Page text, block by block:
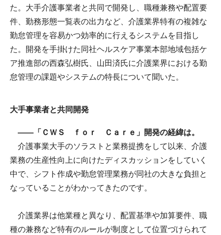
た。大手介護事業者と共同で開発し、職種兼務や配置要
件、勤務形態一覧表の出力など、介護業界特有の複雑な
勤怠管理を容易かつ効率的に行えるシステムを目指し
た。開発を手掛けた同社ヘルスケア事業本部地域包括ケ
ア推進部の西森弘樹氏、山田済氏に介護業界における勤
怠管理の課題やシステムの特長について聞いた。
大手事業者と共同開発
――「ＣＷＳ ｆｏｒ Ｃａｒｅ」開発の経緯は。
介護事業大手のソラストと業務提携をして以来、介護
業務の生産性向上に向けたディスカッションをしていく
中で、シフト作成や勤怠管理業務が同社の大きな負担と
なっていることがわかってきたのです。
介護業界は他業種と異なり、配置基準や加算要件、職
種の兼務など特有のルールが制度として位置づけられて